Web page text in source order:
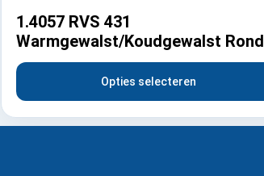
1.4057 RVS 431
Warmgewalst/Koudgewalst Rond
Opties selecteren